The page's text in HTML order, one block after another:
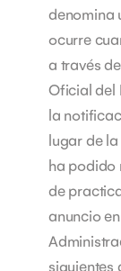
denomina
ocurre
a través
Oficial del
la
lugar de
ha
de
anuncio
siguientes